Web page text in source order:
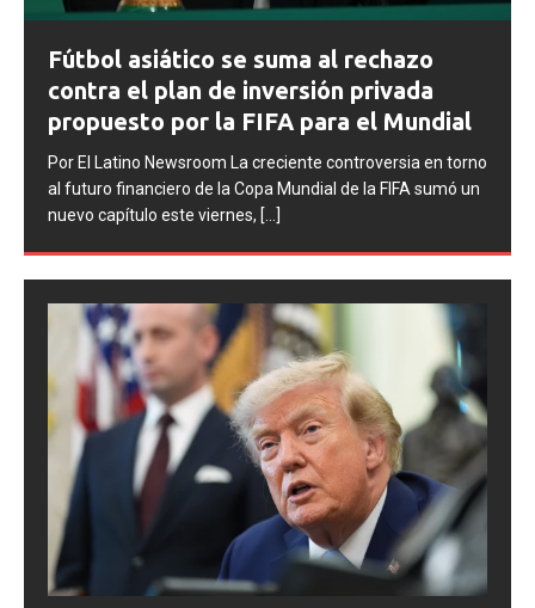
FIFA abre expedientes disciplinarios
contra Argentina tras los incidentes en
la final del Mundial 2026
Por El Latino Newsroom La FIFA inició una serie de
procesos disciplinarios contra la Asociación del Fútbol
Argentino (AFA), cuatro integrantes de la selección
argentina
Prev